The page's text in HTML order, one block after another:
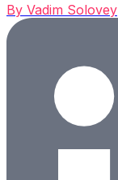
By Vadim Solovey